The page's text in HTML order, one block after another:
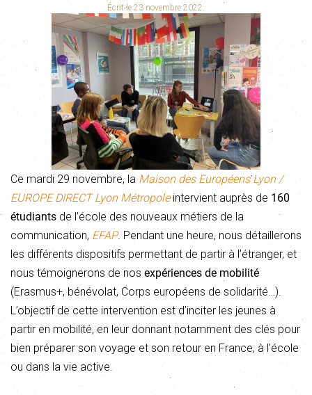
Écrit le 23 novembre 2022.
Ce mardi 29 novembre, la Maison des Européens Lyon /
EUROPE DIRECT Lyon Métropoleintervient auprès de 160
étudiants de l’école des nouveaux métiers de la
communication, EFAP. Pendant une heure, nous détaillerons
les différents dispositifs permettant de partir à l’étranger, et
nous témoignerons de nos expériences de mobilité
(Erasmus+, bénévolat, Corps européens de solidarité…).
L’objectif de cette intervention est d’inciter les jeunes à
partir en mobilité, en leur donnant notamment des clés pour
bien préparer son voyage et son retour en France, à l’école
ou dans la vie active.